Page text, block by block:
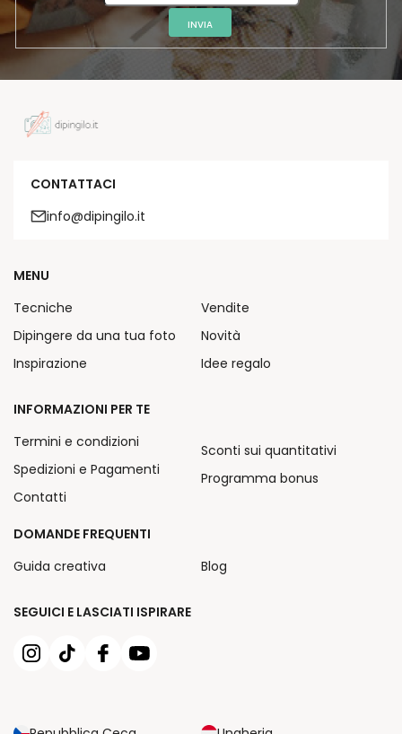
INVIA
CONTATTACI
info@dipingilo.it
SEGUICI E LASCIATI ISPIRARE
MENU
Tecniche
Dipingere da una tua foto
Inspirazione
Vendite
Novità
Idee regalo
INFORMAZIONI PER TE
Termini e condizioni
Spedizioni e Pagamenti
Contatti
Sconti sui quantitativi
Programma bonus
DOMANDE FREQUENTI
Guida creativa
Blog